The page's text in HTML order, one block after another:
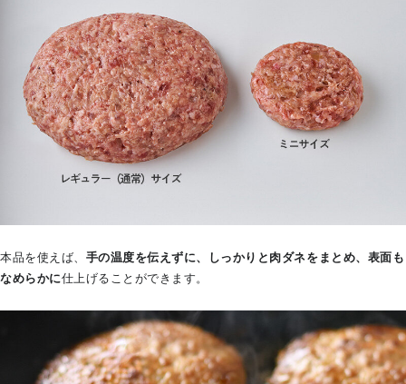
本品を使えば、 手の温度を伝えずに、しっかりと肉ダネをまとめ、表面も
なめらかに仕上げることができます。